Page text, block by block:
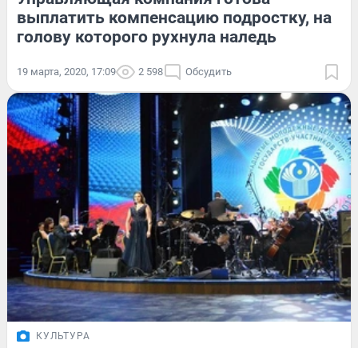
выплатить компенсацию подростку, на
голову которого рухнула наледь
19 марта, 2020, 17:09 2 598 Обсудить
КУЛЬТУРА